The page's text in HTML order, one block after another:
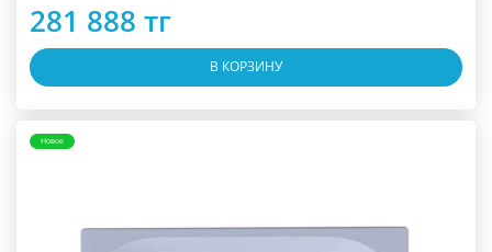
281 888 тг
В КОРЗИНУ
Новое